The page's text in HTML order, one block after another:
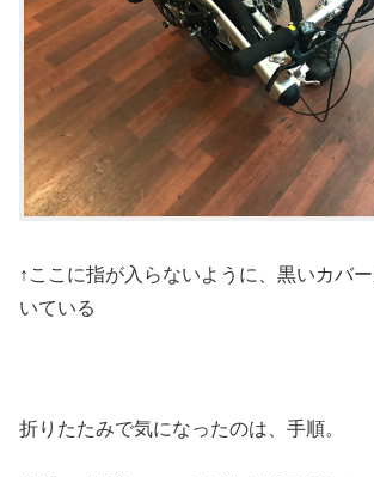
↑ここに指が入らないように、黒いカバ
いている
折りたたみで気になったのは、手順。